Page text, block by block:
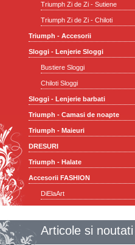
Triumph Zi de Zi - Sutiene
Triumph Zi de Zi - Chiloti
Triumph - Accesorii
Sloggi - Lenjerie Sloggi
Bustiere Sloggi
Chiloti Sloggi
Sloggi - Lenjerie barbati
Triumph - Camasi de noapte
Triumph - Maieuri
DRESURI
Triumph - Halate
Accesorii FASHION
DiElaArt
Articole si noutati